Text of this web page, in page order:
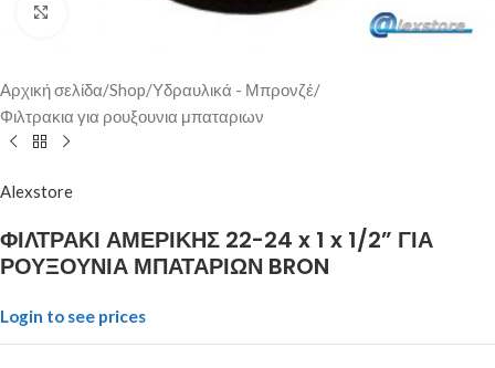
Αρχική σελίδα/Shop/Υδραυλικά - Μπρονζέ/
Φιλτρακια για ρουξουνια μπαταριων
Alexstore
ΦΙΛΤΡΑΚΙ ΑΜΕΡΙΚΗΣ 22-24 x 1 x 1/2” ΓΙΑ
ΡΟΥΞΟΥΝΙΑ ΜΠΑΤΑΡΙΩΝ BRON
Login to see prices